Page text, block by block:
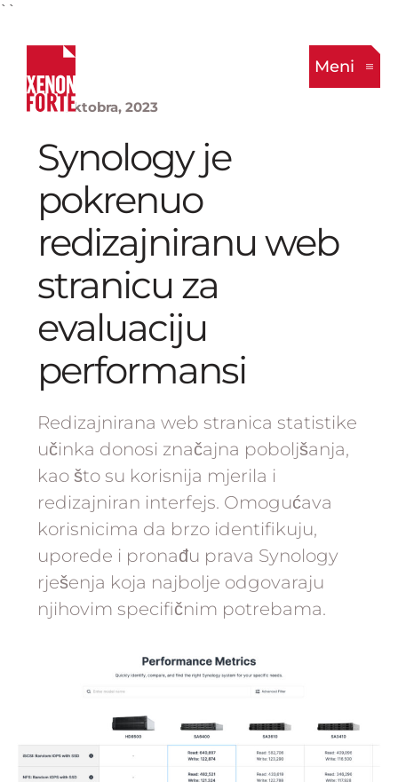
``
Meni
30. Oktobra, 2023
Synology je
pokrenuo
redizajniranu web
stranicu za
evaluaciju
performansi
Redizajnirana web stranica statistike
učinka donosi značajna poboljšanja,
kao što su korisnija mjerila i
redizajniran interfejs. Omogućava
korisnicima da brzo identifikuju,
uporede i pronađu prava Synology
rješenja koja najbolje odgovaraju
njihovim specifičnim potrebama.